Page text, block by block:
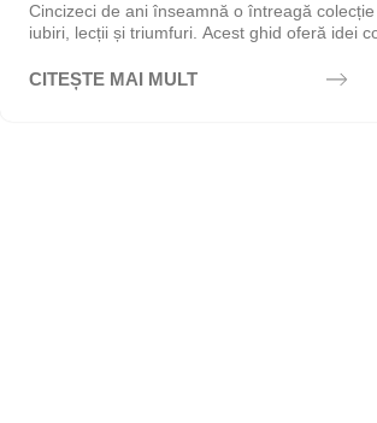
Cincizeci de ani înseamnă o întreagă colecție
iubiri, lecții și triumfuri. Acest ghid oferă idei
CITEȘTE MAI MULT